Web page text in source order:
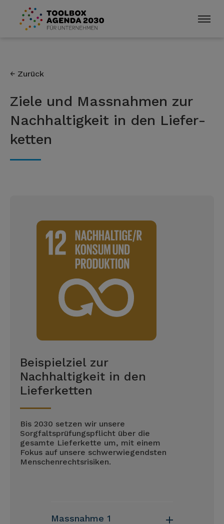
Zurück
Ziele und Mass­nahmen zur
Nach­haltig­keit in den Liefer­
ketten
Beispielziel zur
Nachhaltigkeit in den
Lieferketten
Bis 2030 setzen wir unsere
Sorgfaltsprüfungspflicht über die
gesamte Lieferkette um, mit einem
Fokus auf unsere schwerwiegendsten
Menschenrechtsrisiken.
Massnahme 1